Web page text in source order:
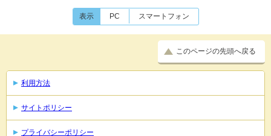
表示 PC スマートフォン
このページの先頭へ戻る
利用方法
サイトポリシー
プライバシーポリシー